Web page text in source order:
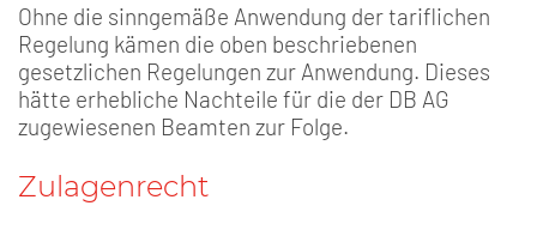
Ohne die sinngemäße Anwendung der tariflichen
Regelung kämen die oben beschriebenen
gesetzlichen Regelungen zur Anwendung. Dieses
hätte erhebliche Nachteile für die der DB AG
zugewiesenen Beamten zur Folge.
Zulagenrecht